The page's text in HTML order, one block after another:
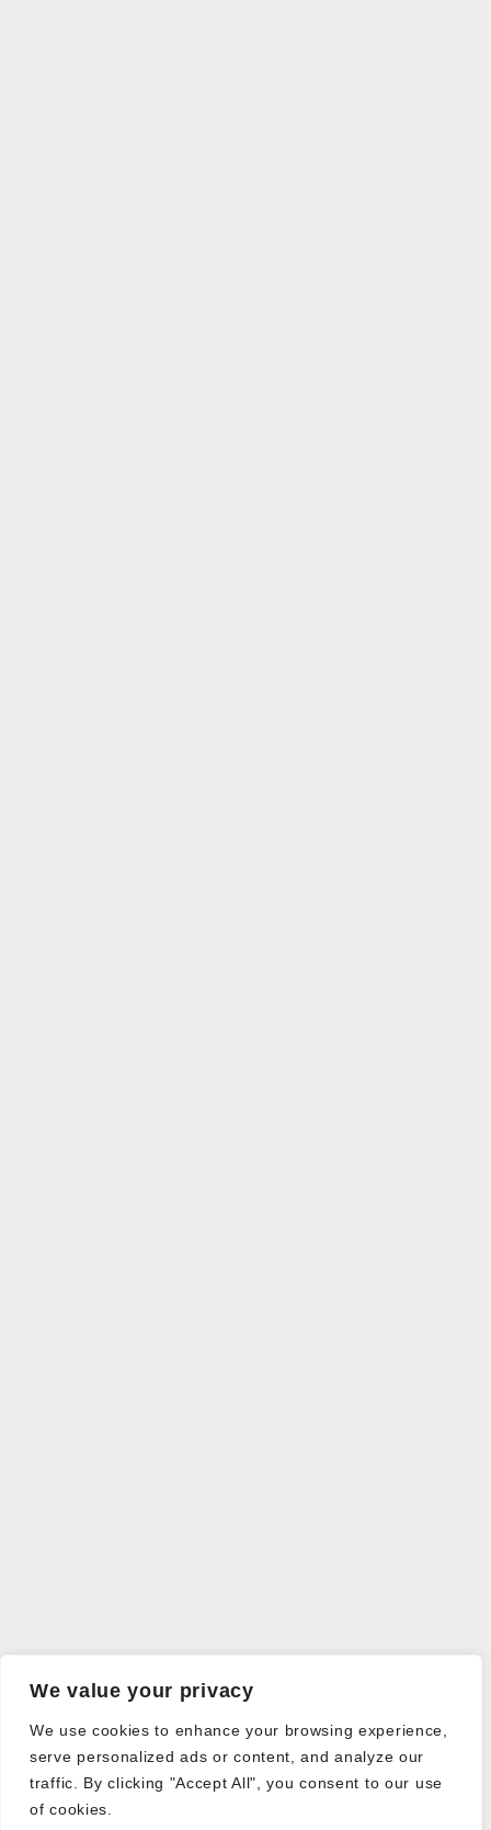
We value your privacy
We use cookies to enhance your browsing experience,
serve personalized ads or content, and analyze our
traffic. By clicking "Accept All", you consent to our use
of cookies.